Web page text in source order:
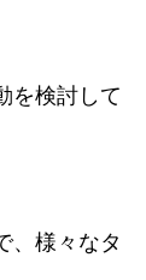
を検討して
、様々なタ